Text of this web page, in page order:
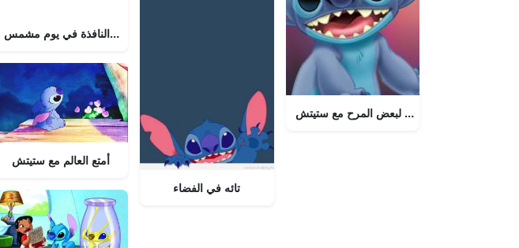
ستيتش ينظر من النافذة في يوم مشمس
أمتع العالم مع ستيتش
تائه في الفضاء